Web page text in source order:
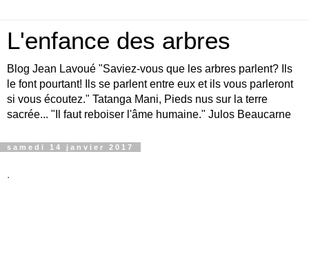
L'enfance des arbres
Blog Jean Lavoué "Saviez-vous que les arbres parlent? Ils
le font pourtant! Ils se parlent entre eux et ils vous parleront
si vous écoutez." Tatanga Mani, Pieds nus sur la terre
sacrée... "Il faut reboiser l'âme humaine." Julos Beaucarne
samedi 14 janvier 2017
.